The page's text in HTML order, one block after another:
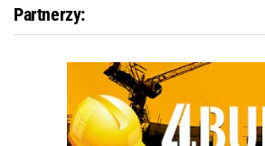
Partnerzy: